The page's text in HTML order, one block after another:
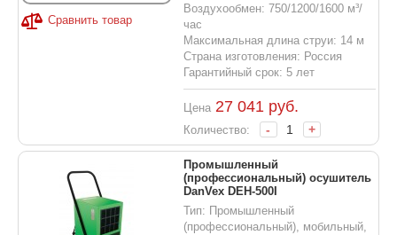
Сравнить товар
Воздухообмен: 750/1200/1600 м³/
час
Максимальная длина струи: 14 м
Страна изготовления: Россия
Гарантийный срок: 5 лет
Цена 27 041 руб.
Количество: - +
Промышленный
(профессиональный) осушитель
DanVex DEH-500I
Тип: Промышленный
(профессиональный), мобильный,